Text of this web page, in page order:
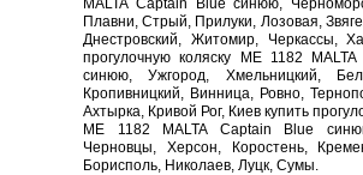
MALTA Captain Blue синюю,
Плавни, Стрый, Прилуки, Лозовая,
Днестровский, Житомир, Черкассы,
прогулочную коляску ME 1182
синюю, Ужгород, Хмельницкий,
Кропивницкий, Винница, Ровно,
Ахтырка, Кривой Рог, Киев купить
ME 1182 MALTA Captain Blue
Черновцы, Херсон, Коростень,
Борисполь, Николаев, Луцк, Сумы.